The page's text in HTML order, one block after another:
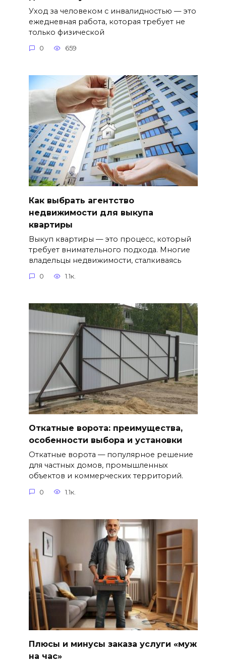
Уход за человеком с инвалидностью — это
ежедневная работа, которая требует не
только физической
0 659
Как выбрать агентство
недвижимости для выкупа
квартиры
Выкуп квартиры — это процесс, который
требует внимательного подхода. Многие
владельцы недвижимости, сталкиваясь
0 1.1к.
Откатные ворота: преимущества,
особенности выбора и установки
Откатные ворота — популярное решение
для частных домов, промышленных
объектов и коммерческих территорий.
0 1.1к.
Плюсы и минусы заказа услуги «муж
на час»